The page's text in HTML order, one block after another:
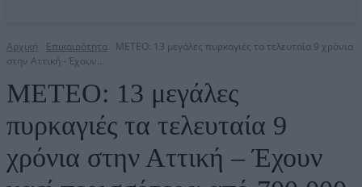
Αρχική Επικαιρότητα
METEO: 13 μεγάλες πυρκαγιές τα τελευταία 9 χρόνια
στην Αττική - Έχουν...
METEO: 13 μεγάλες
πυρκαγιές τα τελευταία 9
χρόνια στην Αττική – Έχουν